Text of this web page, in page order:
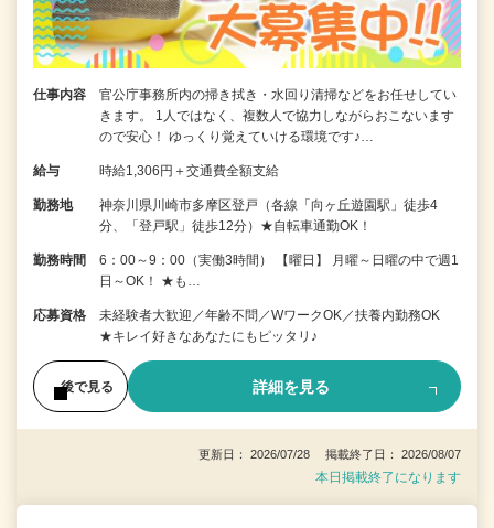
仕事内容
官公庁事務所内の掃き拭き・水回り清掃などをお任せしてい
きます。 1人ではなく、複数人で協力しながらおこないます
ので安心！ ゆっくり覚えていける環境です♪…
給与 時給1,306円＋交通費全額支給
勤務地
神奈川県川崎市多摩区登戸（各線「向ヶ丘遊園駅」徒歩4
分、「登戸駅」徒歩12分）★自転車通勤OK！
勤務時間
6：00～9：00（実働3時間） 【曜日】 月曜～日曜の中で週1
日～OK！ ★も…
応募資格
未経験者大歓迎／年齢不問／WワークOK／扶養内勤務OK
★キレイ好きなあなたにもピッタリ♪
後で見る 詳細を見る
更新日： 2026/07/28 掲載終了日： 2026/08/07
本日掲載終了になります